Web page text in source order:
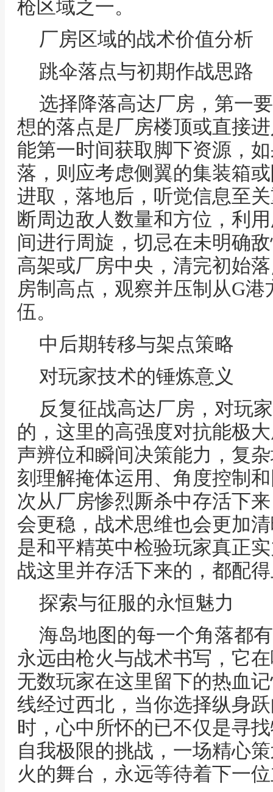
枪区域之一。
厂房区域的战术价值分析
跳伞落点与初期作战思路
选择降落高达厂房，第一
想的落点是厂房楼顶或直接
能第一时间获取脚下资源，
落，则应考虑侧翼的集装箱
进取，落地后，听觉信息至
断周边敌人数量和方位，利
间进行周旋，切忌在未明确
高架或厂房中央，清完初始
房制高点，观察并压制从G
伍。
中后期转移与架点策略
对玩家技术的锤炼意义
反复征战高达厂房，对玩
的，这里的高强度对抗能极
声辨位和瞬间决策能力，复
刻理解掩体运用、角度控制
次从厂房惨烈厮杀中存活下
会更稳，战术思维也会更加
是和平精英中检验玩家真正
战这里并存活下来的，都配
探索与征服的永恒魅力
海岛地图的每一个角落都
永远由枪火与战术书写，它
无数玩家在这里留下的热血
线经过西北，当你选择纵身
时，心中所怀的已不仅是寻
自我极限的挑战，一场精心
火的舞台，永远等待着下一